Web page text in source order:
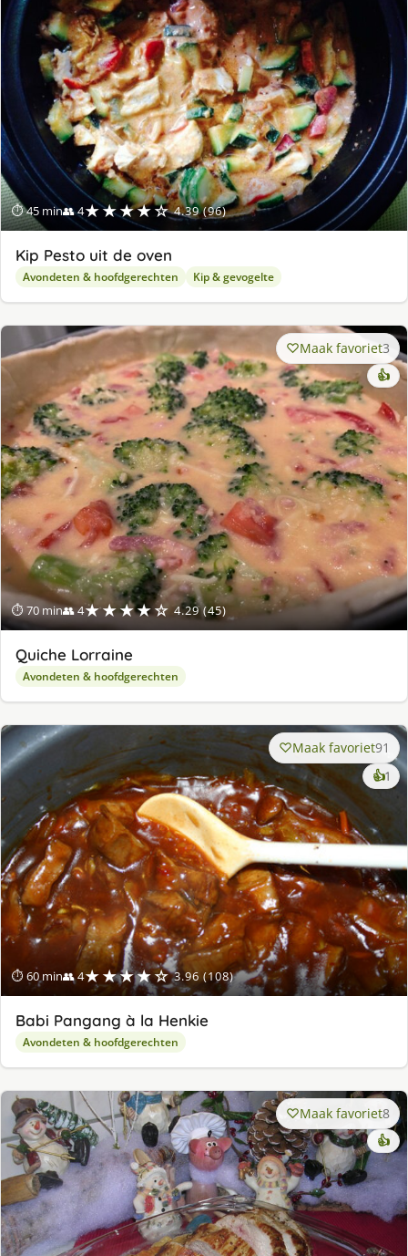
⏱ 45 min👥 4★★★★☆ 4.39 (96)
Kip Pesto uit de oven
Avondeten & hoofdgerechten Kip & gevogelte
⏱ 70 min👥 4★★★★☆ 4.29 (45)
Maak favoriet3
👍
Quiche Lorraine
Avondeten & hoofdgerechten
⏱ 60 min👥 4★★★★☆ 3.96 (108)
Maak favoriet91
👍1
Babi Pangang à la Henkie
Avondeten & hoofdgerechten
Maak favoriet8
👍